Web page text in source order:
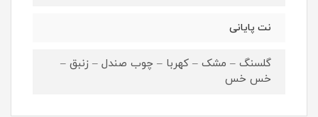
نت پایانی
گلسنگ – مشک – کهربا – چوب صندل – زنبق –
خس خس